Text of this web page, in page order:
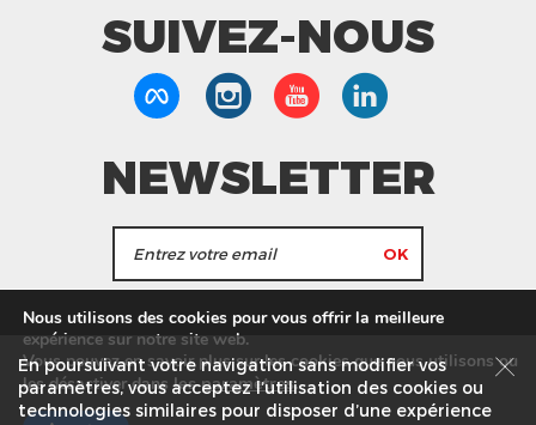
SUIVEZ-NOUS
NEWSLETTER
J'accepte de recevoir les actualités et les
informations de Tang Frères.
Nos Magasins Service commercial
Recrutement
Plan du site
Mentions légales
En poursuivant votre navigation sans modifier vos
paramètres, vous acceptez l’utilisation des cookies ou
technologies similaires pour disposer d’une expérience
Nous utilisons des cookies pour vous offrir la meilleure
expérience sur notre site web.
Vous pouvez en savoir plus sur les cookies que nous utilisons ou
les désactiver dans lesparamètres.